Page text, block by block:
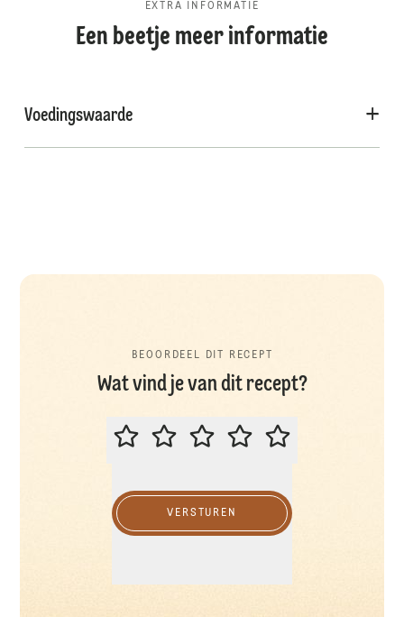
EXTRA INFORMATIE
Een beetje meer informatie
Voedingswaarde
BEOORDEEL DIT RECEPT
Wat vind je van dit recept?
BEOORDEEL DIT RECEPT
VERSTUREN